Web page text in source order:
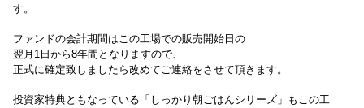
す。
ファンドの会計期間はこの工場での販売開始日の
翌月1日から8年間となりますので、
正式に確定致しましたら改めてご連絡をさせて頂きます。
投資家特典ともなっている「しっかり朝ごはんシリーズ」も この工